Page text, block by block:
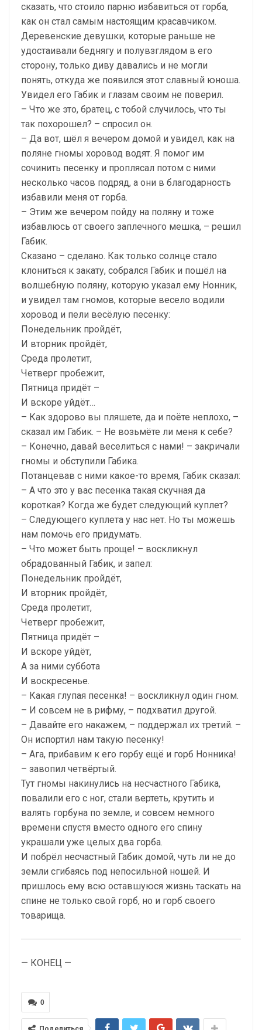
сказать, что стоило парню избавиться от горба,
как он стал самым настоящим красавчиком.
Деревенские девушки, которые раньше не
удостаивали беднягу и полувзглядом в его
сторону, только диву давались и не могли
понять, откуда же появился этот славный юноша.
Увидел его Габик и глазам своим не поверил.
– Что же это, братец, с тобой случилось, что ты
так похорошел? – спросил он.
– Да вот, шёл я вечером домой и увидел, как на
поляне гномы хоровод водят. Я помог им
сочинить песенку и проплясал потом с ними
несколько часов подряд, а они в благодарность
избавили меня от горба.
– Этим же вечером пойду на поляну и тоже
избавлюсь от своего заплечного мешка, – решил
Габик.
Сказано – сделано. Как только солнце стало
клониться к закату, собрался Габик и пошёл на
волшебную поляну, которую указал ему Нонник,
и увидел там гномов, которые весело водили
хоровод и пели весёлую песенку:
Понедельник пройдёт,
И вторник пройдёт,
Среда пролетит,
Четверг пробежит,
Пятница придёт –
И вскоре уйдёт…
– Как здорово вы пляшете, да и поёте неплохо, –
сказал им Габик. – Не возьмёте ли меня к себе?
– Конечно, давай веселиться с нами! – закричали
гномы и обступили Габика.
Потанцевав с ними какое-то время, Габик сказал:
– А что это у вас песенка такая скучная да
короткая? Когда же будет следующий куплет?
– Следующего куплета у нас нет. Но ты можешь
нам помочь его придумать.
– Что может быть проще! – воскликнул
обрадованный Габик, и запел:
Понедельник пройдёт,
И вторник пройдёт,
Среда пролетит,
Четверг пробежит,
Пятница придёт –
И вскоре уйдёт,
А за ними суббота
И воскресенье.
– Какая глупая песенка! – воскликнул один гном.
– И совсем не в рифму, – подхватил другой.
– Давайте его накажем, – поддержал их третий. –
Он испортил нам такую песенку!
– Ага, прибавим к его горбу ещё и горб Нонника!
– завопил четвёртый.
Тут гномы накинулись на несчастного Габика,
повалили его с ног, стали вертеть, крутить и
валять горбуна по земле, и совсем немного
времени спустя вместо одного его спину
украшали уже целых два горба.
И побрёл несчастный Габик домой, чуть ли не до
земли сгибаясь под непосильной ношей. И
пришлось ему всю оставшуюся жизнь таскать на
спине не только свой горб, но и горб своего
товарища.
— КОНЕЦ —
0